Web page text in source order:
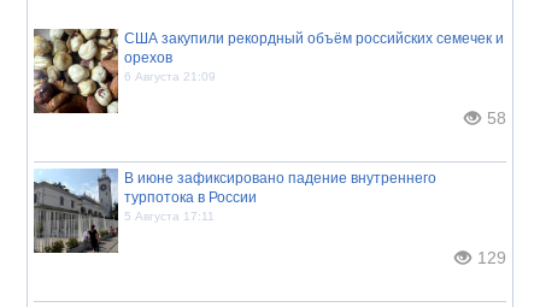
США закупили рекордный объём российских семечек и
орехов
6 Августа 21:09
58
В июне зафиксировано падение внутреннего
турпотока в России
5 Августа 17:11
129